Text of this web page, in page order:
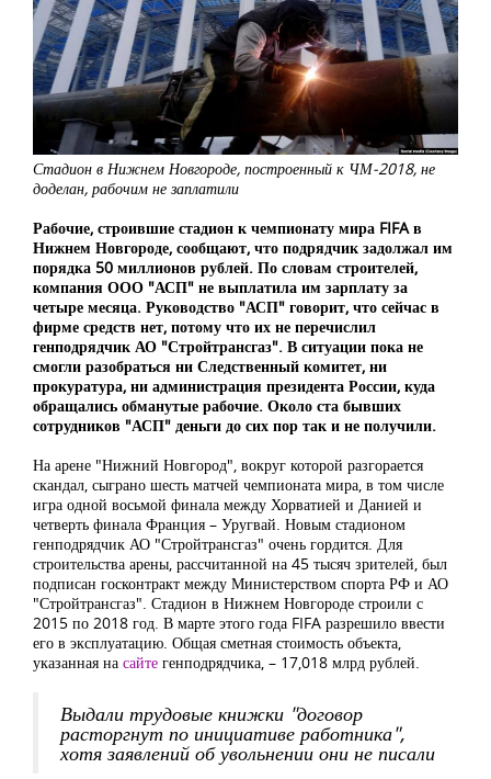
Стадион в Нижнем Новгороде, построенный к ЧМ-2018, не
доделан, рабочим не заплатили
Рабочие, строившие стадион к чемпионату мира FIFA в
Нижнем Новгороде, сообщают, что подрядчик задолжал им
порядка 50 миллионов рублей. По словам строителей,
компания ООО "АСП" не выплатила им зарплату за
четыре месяца. Руководство "АСП" говорит, что сейчас в
фирме средств нет, потому что их не перечислил
генподрядчик АО "Стройтрансгаз". В ситуации пока не
смогли разобраться ни Следственный комитет, ни
прокуратура, ни администрация президента России, куда
обращались обманутые рабочие. Около ста бывших
сотрудников "АСП" деньги до сих пор так и не получили.
На арене "Нижний Новгород", вокруг которой разгорается
скандал, сыграно шесть матчей чемпионата мира, в том числе
игра одной восьмой финала между Хорватией и Данией и
четверть финала Франция – Уругвай. Новым стадионом
генподрядчик АО "Стройтрансгаз" очень гордится. Для
строительства арены, рассчитанной на 45 тысяч зрителей, был
подписан госконтракт между Министерством спорта РФ и АО
"Стройтрансгаз". Стадион в Нижнем Новгороде строили с
2015 по 2018 год. В марте этого года FIFA разрешило ввести
его в эксплуатацию. Общая сметная стоимость объекта,
указанная на сайте генподрядчика, – 17,018 млрд рублей.
Выдали трудовые книжки "договор
расторгнут по инициативе работника",
хотя заявлений об увольнении они не писали